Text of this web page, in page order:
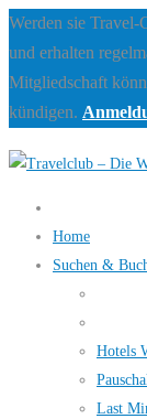
Werden sie
und erhalten
Mitgliedschaft
kündigen.
Home
Suchen &
Hotels
Last